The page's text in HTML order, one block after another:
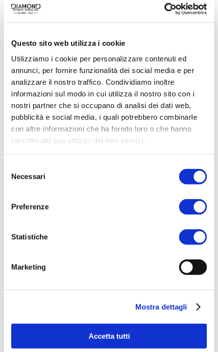
Questo sito web utilizza i cookie
Utilizziamo i cookie per personalizzare contenuti ed
annunci, per fornire funzionalità dei social media e per
analizzare il nostro traffico. Condividiamo inoltre
informazioni sul modo in cui utilizza il nostro sito con i
nostri partner che si occupano di analisi dei dati web,
pubblicità e social media, i quali potrebbero combinarle
con altre informazioni che ha fornito loro o che hanno
raccolto dal suo utilizzo dei loro servizi.
delNecessari
Preferenze
Statistiche
Marketing
Mostra dettagli
Accetta tutti
corpo con una fragranza persistente che
dona una sensazione di benessere e
ISPIRATO DAL MONDO DEL
BALLETTO:Le fragranze Dolce & Mania
evocano le delicate e suggestive
sensazioni del palcoscenico, creando
una melodia profumata e raffinata che
arricchisce la tua routine di bellezza
Related products
RITUENA | MAGIA DI PERSIA
BODY LOTION